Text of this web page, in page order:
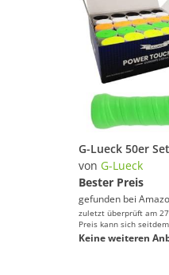
von G-Lueck
Bester Preis
gefunden bei
zuletzt überprüft am
Preis kann sich
Keine weiteren